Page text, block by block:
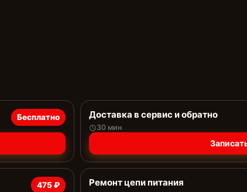
Бесплатно Доставка в сервис и обратно
30 мин
475 ₽ Ремонт цепи питания